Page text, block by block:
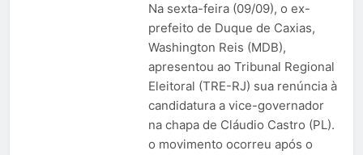
Na sexta-feira (09/09), o ex-
prefeito de Duque de Caxias,
Washington Reis (MDB),
apresentou ao Tribunal Regional
Eleitoral (TRE-RJ) sua renúncia à
candidatura a vice-governador
na chapa de Cláudio Castro (PL).
o movimento ocorreu após o